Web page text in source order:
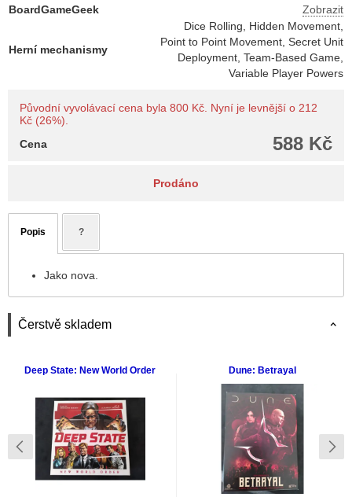
BoardGameGeek
Zobrazit
Herní mechanismy
Dice Rolling, Hidden Movement,
Point to Point Movement, Secret Unit
Deployment, Team-Based Game,
Variable Player Powers
Původní vyvolávací cena byla 800 Kč. Nyní je levnější o 212
Kč (26%).
588 Kč
Cena
Prodáno
Popis ?
Jako nova.
Čerstvě skladem
Deep State: New World Order Dune: Betrayal